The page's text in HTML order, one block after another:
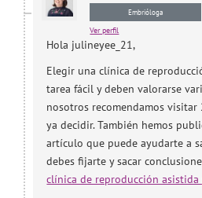
Embrióloga
Ver perfil
Hola julineyee_21,
Elegir una clínica de
tarea fácil y deben valorarse
nosotros recomendamos visitar
ya decidir. También hemos
artículo que puede ayudarte a
debes fijarte y sacar
clínica de reproducción asistida